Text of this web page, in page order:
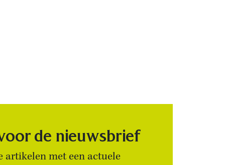
de nieuwsbrief
artikelen met een actuele